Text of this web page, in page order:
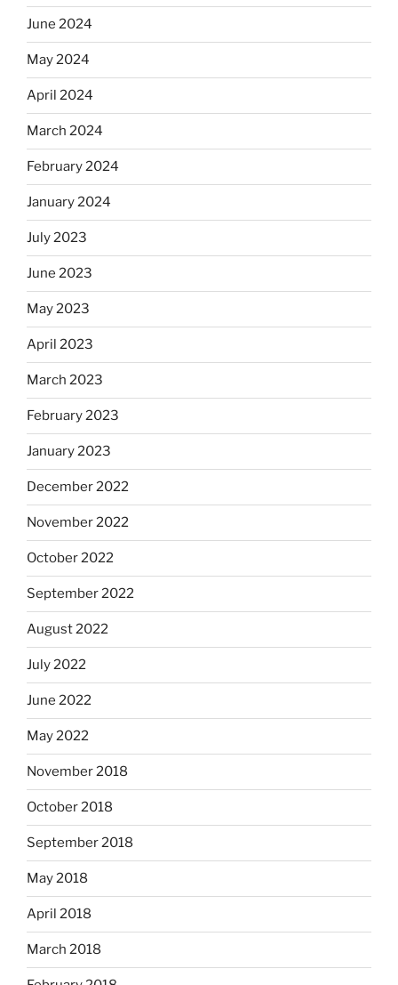
June 2024
May 2024
April 2024
March 2024
February 2024
January 2024
July 2023
June 2023
May 2023
April 2023
March 2023
February 2023
January 2023
December 2022
November 2022
October 2022
September 2022
August 2022
July 2022
June 2022
May 2022
November 2018
October 2018
September 2018
May 2018
April 2018
March 2018